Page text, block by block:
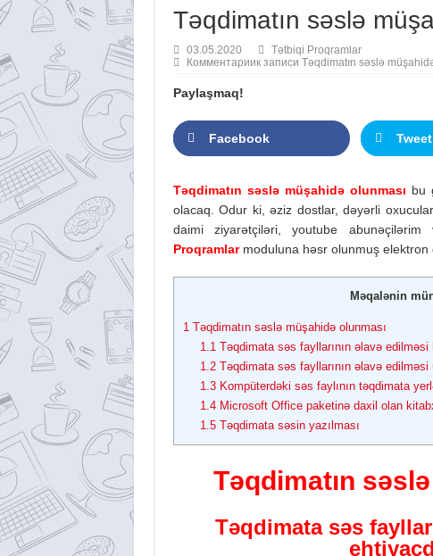
Təqdimatın səslə
03.05.2020
Tətbiqi Proqramlar
Комментариик записи Təqdimatın səslə
Paylaşmaq!
Facebook Tweet
Təqdimatın səslə müşahidə olunması bu
olacaq. Odur ki, əziz dostlar, dəyərli
daimi ziyarətçiləri, youtube
Proqramlar moduluna həsr olunmuş elektron
Məqalənin
1Təqdimatın səslə müşahidə olunması
1.1 Təqdimata səs fayllarının əlavə edilməsi
1.2 Təqdimata səs fayllarının əlavə
1.3 Kompüterdəki səs faylının təqdimata
1.4 Microsoft Office paketinə daxil olan
1.5 Təqdimata səsin yazılması
Təqdimatın
Təqdimata səs